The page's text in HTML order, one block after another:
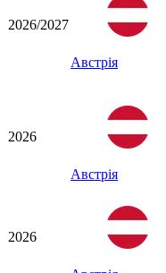
2026/2027
Австрія
2026
Австрія
2026